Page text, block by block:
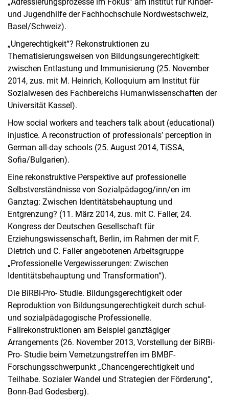
und Jugendhilfe der Fachhochschule Nordwestschweiz,
Basel/Schweiz).
„Ungerechtigkeit“? Rekonstruktionen zu
Thematisierungsweisen von Bildungsungerechtigkeit:
zwischen Entlastung und Immunisierung (25. November
2014, zus. mit M. Heinrich, Kolloquium am Institut für
Sozialwesen des Fachbereichs Humanwissenschaften der
Universität Kassel).
How social workers and teachers talk about (educational)
injustice. A reconstruction of professionals’ perception in
German all-day schools (25. August 2014, TiSSA,
Sofia/Bulgarien).
Eine rekonstruktive Perspektive auf professionelle
Selbstverständnisse von Sozialpädagog/inn/en im
Ganztag: Zwischen Identitätsbehauptung und
Entgrenzung? (11. März 2014, zus. mit C. Faller, 24.
Kongress der Deutschen Gesellschaft für
Erziehungswissenschaft, Berlin, im Rahmen der mit F.
Dietrich und C. Faller angebotenen Arbeitsgruppe
„Professionelle Vergewisserungen: Zwischen
Identitätsbehauptung und Transformation“).
Die BiRBi-Pro- Studie. Bildungsgerechtigkeit oder
Reproduktion von Bildungsungerechtigkeit durch schul-
und sozialpädagogische Professionelle.
Fallrekonstruktionen am Beispiel ganztägiger
Arrangements (26. November 2013, Vorstellung der BiRBi-
Pro- Studie beim Vernetzungstreffen im BMBF-
Forschungsschwerpunkt „Chancengerechtigkeit und
Teilhabe. Sozialer Wandel und Strategien der Förderung“,
Bonn-Bad Godesberg).